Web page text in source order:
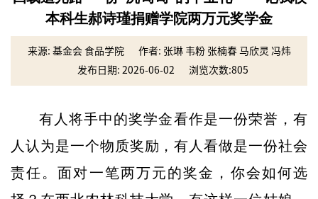
本科生郝诗瑾捐赠学院两万元奖学金
来源: 基金会 食品学院
作者: 张琳 韦粉 张楠春 马欣灵 冯炜
发布日期: 2026-06-02
浏览次数:805
有人将手中的奖学金看作是一份荣誉，有
人认为是一个物质奖励，有人看做是一份社会
责任。面对一笔两万元的奖金，你会如何选